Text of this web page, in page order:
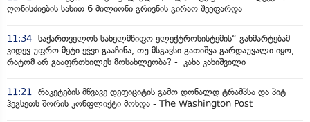
ღონისძიების სახით 6 მილიონი გრივნის გირაო შეეფარდა
11:34 საქართველოს სახელმწიფო ელექტროსისტემის“ განმარტებამ
კიდევ უფრო მეტი ეჭვი გააჩინა, თუ მსგავსი გათიშვა გარდაუვალი იყო,
რატომ არ გააფრთხილეს მოსახლეობა? - კახა კახიშვილი
11:21 რაკეტების მწვავე დეფიციტის გამო დონალდ ტრამპსა და პიტ
ჰეგსეთს შორის კონფლიქტი მოხდა - The Washington Post